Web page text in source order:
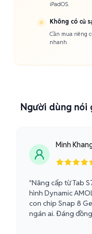
iPadOS.
Không có củ
Cần mua riêng
nhanh.
Người dùng nói
Minh
"Nâng cấp từ Tab
hình Dynamic
con chip Snap 8
ngán ai. Đáng